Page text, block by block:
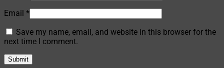
Email *
Save my name, email, and website in this browser for the
next time I comment.